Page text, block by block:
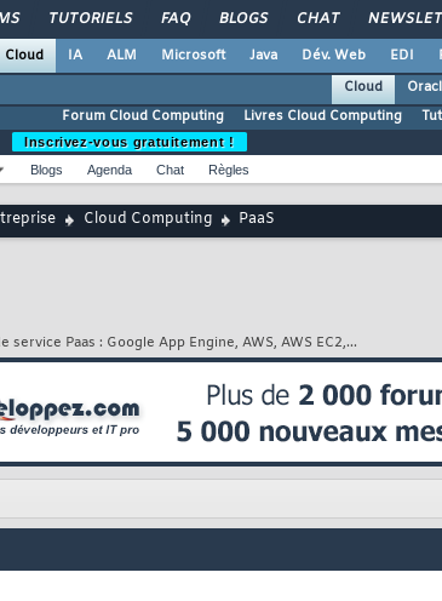
TUTORIELS FAQ BLOGS CHAT
Cloud IA ALM Microsoft Java Dév. Web EDI
Cloud
Forum Cloud Computing
Livres Cloud Computing
Inscrivez-vous gratuitement !
Blogs Agenda Chat Règles
Cloud Computing PaaS
Paas : Google App Engine, AWS, AWS EC2,...